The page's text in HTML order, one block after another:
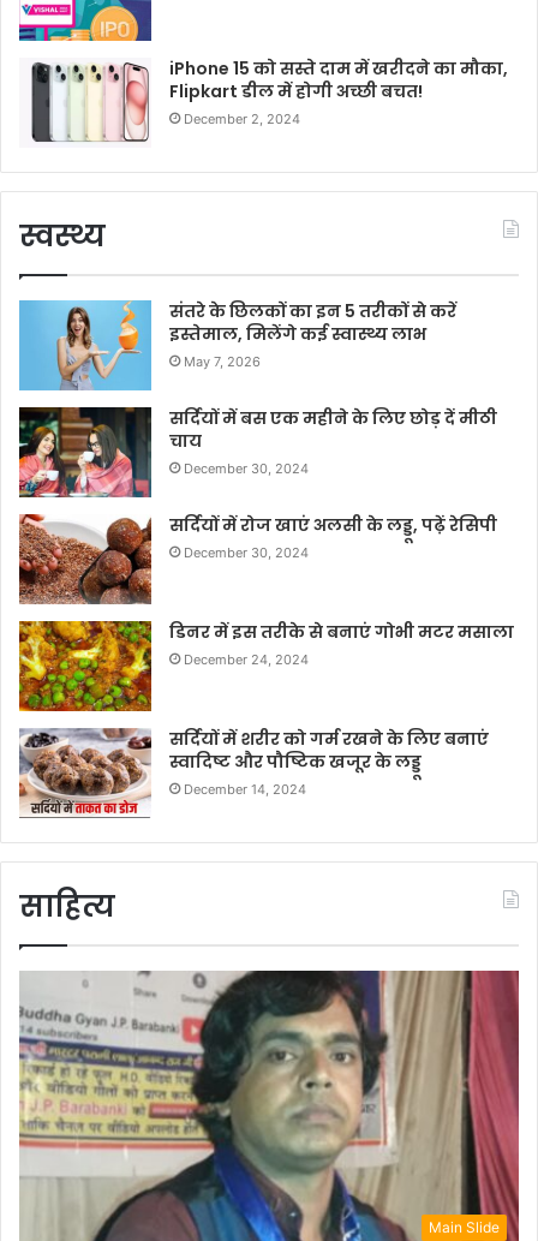
iPhone 15 को सस्ते दाम में खरीदने का मौका,
Flipkart डील में होगी अच्छी बचत!
December 2, 2024
स्वस्थ्य
संतरे के छिलकों का इन 5 तरीकों से करें
इस्तेमाल, मिलेंगे कई स्वास्थ्य लाभ
May 7, 2026
सर्दियों में बस एक महीने के लिए छोड़ दें मीठी
चाय
December 30, 2024
सर्दियों में रोज खाएं अलसी के लड्डू, पढ़ें रेसिपी
December 30, 2024
डिनर में इस तरीके से बनाएं गोभी मटर मसाला
December 24, 2024
सर्दियों में शरीर को गर्म रखने के लिए बनाएं
स्वादिष्ट और पौष्टिक खजूर के लड्डू
December 14, 2024
साहित्य
Main Slide